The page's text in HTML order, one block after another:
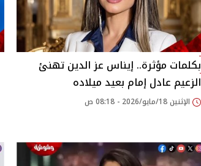
بكلمات مؤثرة.. إيناس عز الدين تهنئ
الزعيم عادل إمام بعيد ميلاده
الإثنين 18/مايو/2026 - 08:18 ص